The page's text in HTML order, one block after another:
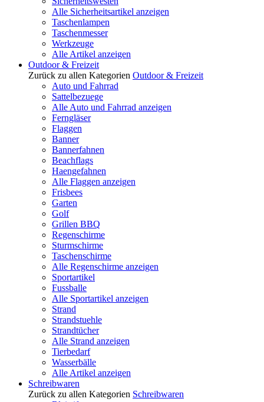
Alle Sicherheitsartikel anzeigen
Taschenlampen
Taschenmesser
Werkzeuge
Alle Artikel anzeigen
Outdoor & Freizeit
Zurück zu allen Kategorien Outdoor & Freizeit
Auto und Fahrrad
Sattelbezuege
Alle Auto und Fahrrad anzeigen
Ferngläser
Flaggen
Banner
Bannerfahnen
Beachflags
Haengefahnen
Alle Flaggen anzeigen
Frisbees
Garten
Golf
Grillen BBQ
Regenschirme
Sturmschirme
Taschenschirme
Alle Regenschirme anzeigen
Sportartikel
Fussballe
Alle Sportartikel anzeigen
Strand
Strandstuehle
Strandtücher
Alle Strand anzeigen
Tierbedarf
Wasserbälle
Alle Artikel anzeigen
Schreibwaren
Zurück zu allen Kategorien Schreibwaren